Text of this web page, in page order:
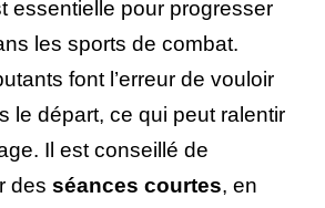
essentielle pour progresser
les sports de combat.
font l’erreur de vouloir
le départ, ce qui peut ralentir
Il est conseillé de
des séances courtes, en